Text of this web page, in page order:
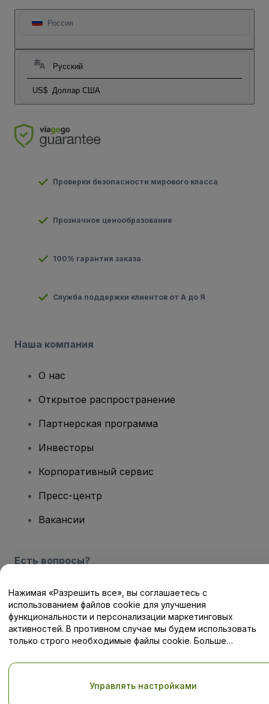
Россия
Русский
US$ Доллар США
Проверки безопасности мирового класса
Прозначное ценообразование
100% гарантия заказа
Служба поддержки клиентов от А до Я
Наша компания
О нас
Открытое распространение
Партнерская программа
Инвесторы
Корпоративный сервис
Пресс-центр
Вакансии
Есть вопросы?
Центр помощи / Свяжитесь с нами
Авторские права © viagogo GmbH 2026 Сведения о компании
Политики в отношении файлов cookie , иПолитики
Нажимая «Разрешить все», вы соглашаетесь с
использованием файлов cookie для улучшения
функциональности и персонализации маркетинговых
активностей. В противном случае мы будем использовать
только строго необходимые файлы cookie. Больше
Управлять настройками